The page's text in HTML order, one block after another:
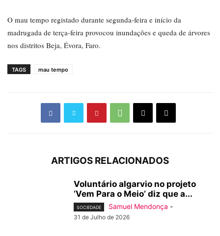
O mau tempo registado durante segunda-feira e início da
madrugada de terça-feira provocou inundações e queda de árvores
nos distritos Beja, Évora, Faro.
TAGS mau tempo
ARTIGOS RELACIONADOS
Voluntário algarvio no projeto
‘Vem Para o Meio’ diz que a...
SOCIEDADE Samuel Mendonça -
31 de Julho de 2026